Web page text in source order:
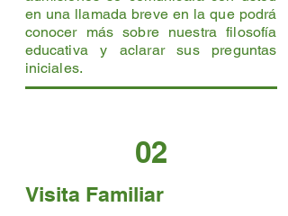
en una llamada breve en la que podrá
conocer más sobre nuestra filosofía
educativa y aclarar sus preguntas
iniciales.
02
Visita Familiar